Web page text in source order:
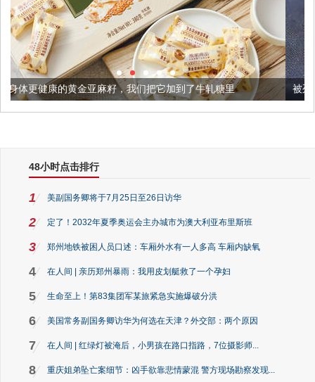
麻籽，我们把它加到了牛轧糖里 被列入佛家七宝的它到底
48小时点击排行
1 美副国务卿将于7月25日至26日访华
2 定了！2032年夏季奥运会主办城市为澳大利亚布里斯班
3 郑州地铁被困人员口述：车厢外水有一人多高 车厢内缺氧
4 在人间 | 亲历郑州暴雨：我用皮划艇救了一个孕妇
5 生命至上！第83集团军某旅紧急实施爆破分洪
6 美国常务副国务卿访华为何选在天津？外交部：两个原因
7 在人间 | 红绿灯被淹后，小男孩在路口指路，7位摄影师...
8 重庆姐弟坠亡案细节：凶手欲靠悲情蒙混 警方现场勘察发现...